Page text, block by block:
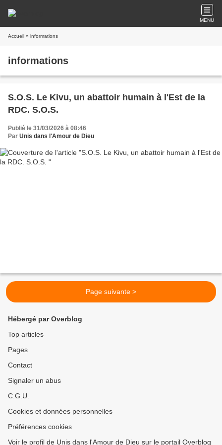
MENU
Accueil » informations
informations
S.O.S. Le Kivu, un abattoir humain à l'Est de la
RDC. S.O.S.
Publié le 31/03/2026 à 08:46
Par Unis dans l'Amour de Dieu
Page suivante >
Hébergé par Overblog
Top articles
Pages
Contact
Signaler un abus
C.G.U.
Cookies et données personnelles
Préférences cookies
Voir le profil de Unis dans l'Amour de Dieu sur le portail Overblog